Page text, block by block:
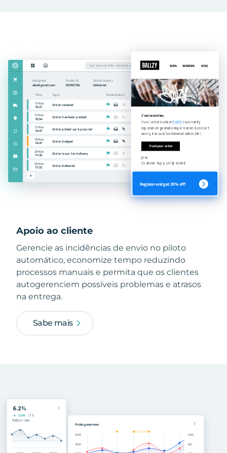
Apoio ao cliente
Gerencie as incidências de envio no piloto
automático, economize tempo reduzindo
processos manuais e permita que os clientes
autogerenciem possíveis problemas e atrasos
na entrega.
Sabe mais